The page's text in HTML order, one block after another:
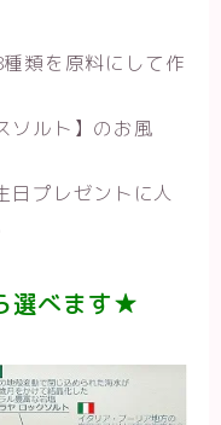
類を原料にして作
ソルト】のお風
日プレゼントに人
選べます★